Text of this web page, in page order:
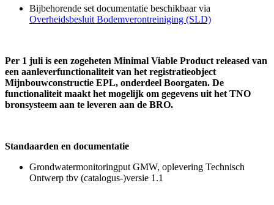
Bijbehorende set documentatie beschikbaar via
Overheidsbesluit Bodemverontreiniging (SLD)
Per 1 juli is een zogeheten Minimal Viable Product released van
een aanleverfunctionaliteit van het registratieobject
Mijnbouwconstructie EPL, onderdeel Boorgaten. De
functionaliteit maakt het mogelijk om gegevens uit het TNO
bronsysteem aan te leveren aan de BRO.
Standaarden en documentatie
Grondwatermonitoringput GMW, oplevering Technisch
Ontwerp tbv (catalogus-)versie 1.1